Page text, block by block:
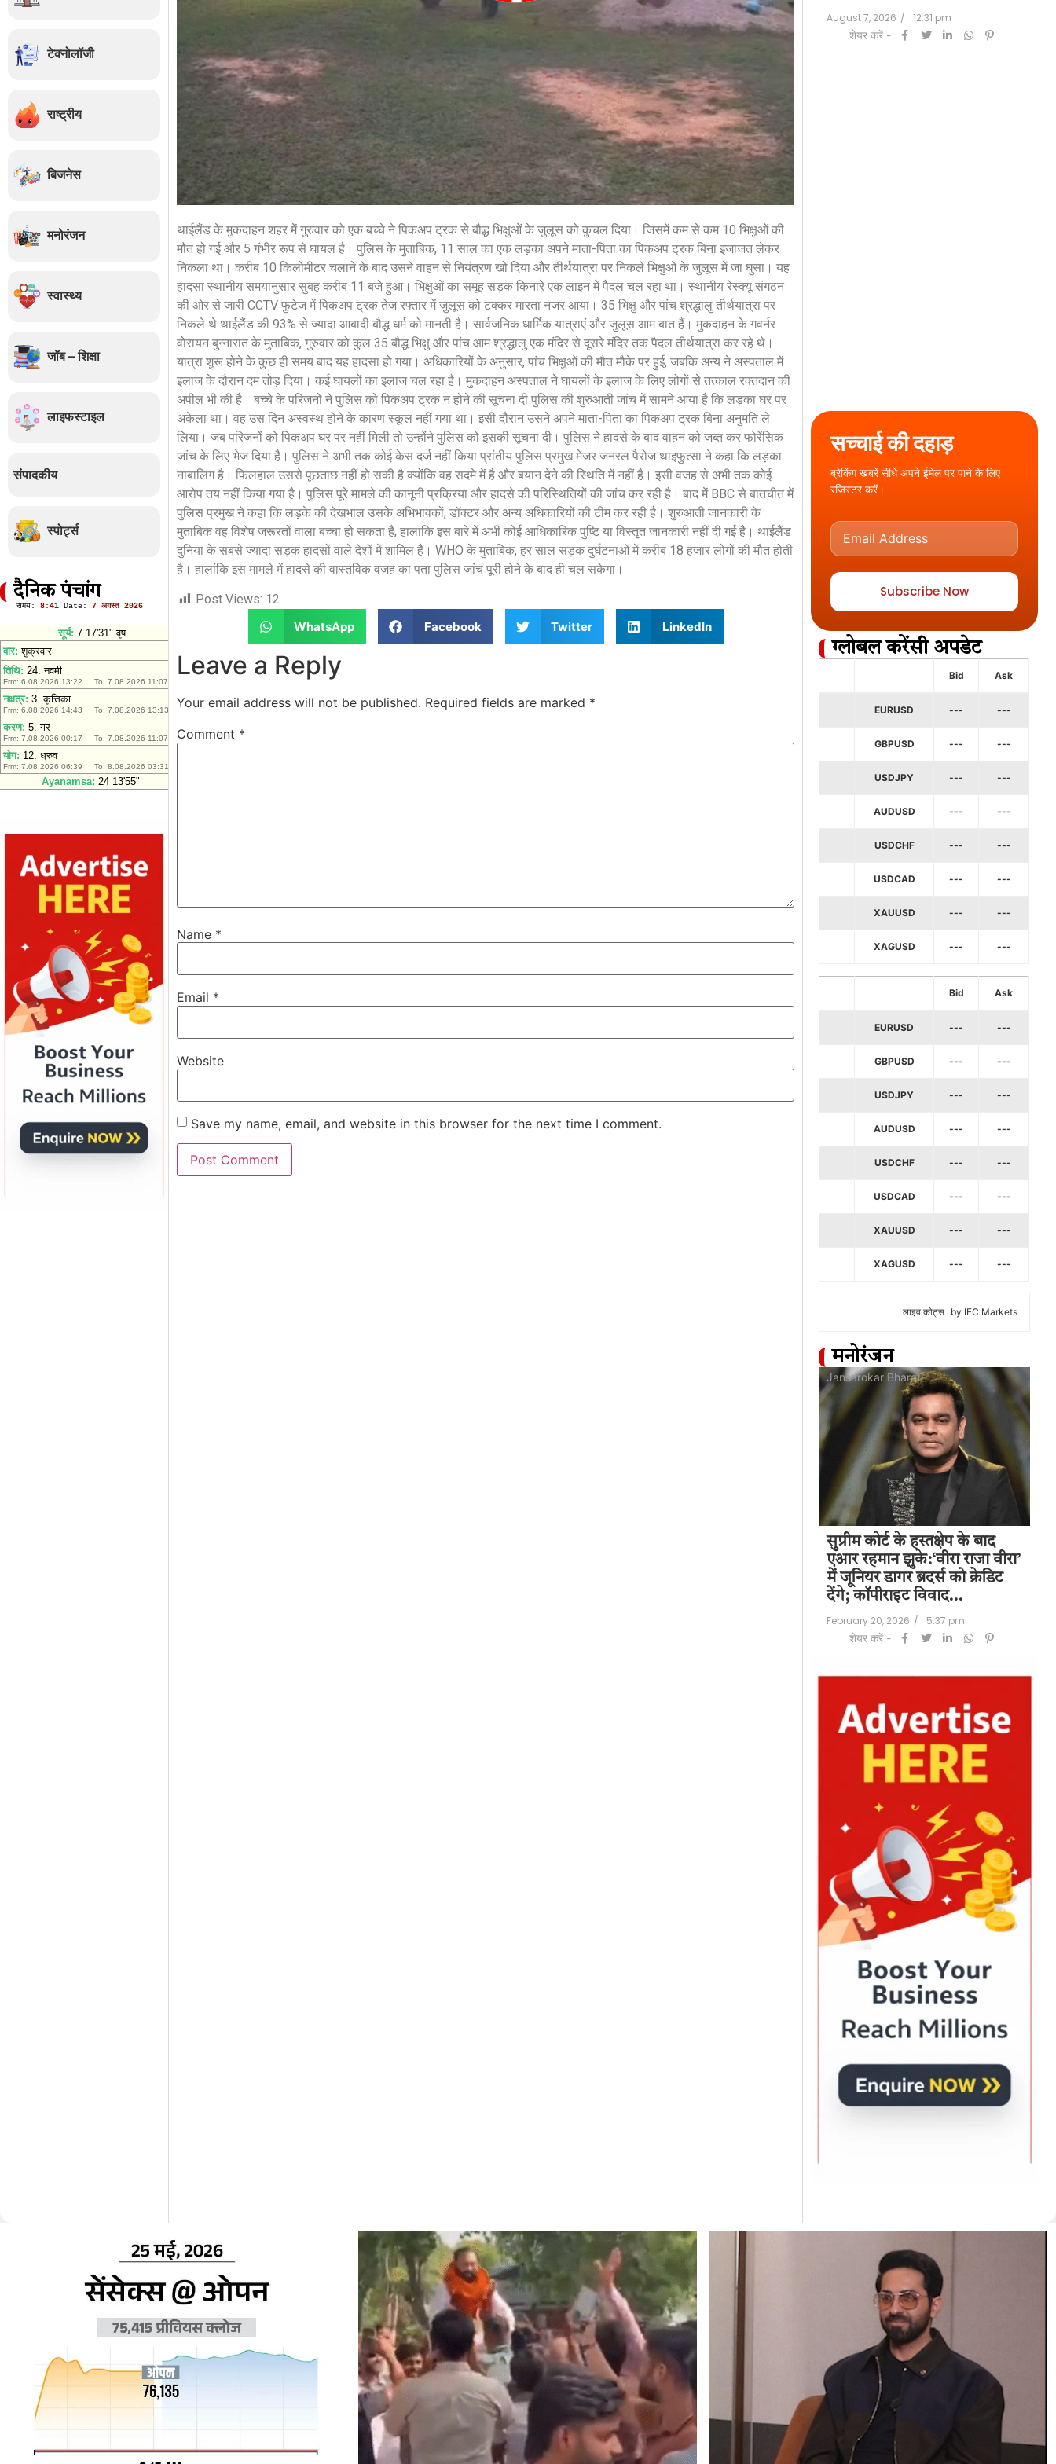
टेक्नोलॉजी
राष्ट्रीय
बिजनेस
मनोरंजन
स्वास्थ्य
जॉब – शिक्षा
लाइफस्टाइल
संपादकीय
स्पोर्ट्स
दैनिक पंचांग
थाईलैंड के मुकदाहन शहर में गुरुवार को एक बच्चे ने पिकअप ट्रक से बौद्ध भिक्षुओं के जुलूस को कुचल दिया। जिसमें कम से कम 10 भिक्षुओं की
मौत हो गई और 5 गंभीर रूप से घायल है। पुलिस के मुताबिक, 11 साल का एक लड़का अपने माता-पिता का पिकअप ट्रक बिना इजाजत लेकर
निकला था। करीब 10 किलोमीटर चलाने के बाद उसने वाहन से नियंत्रण खो दिया और तीर्थयात्रा पर निकले भिक्षुओं के जुलूस में जा घुसा। यह
हादसा स्थानीय समयानुसार सुबह करीब 11 बजे हुआ। भिक्षुओं का समूह सड़क किनारे एक लाइन में पैदल चल रहा था। स्थानीय रेस्क्यू संगठन
की ओर से जारी CCTV फुटेज में पिकअप ट्रक तेज रफ्तार में जुलूस को टक्कर मारता नजर आया। 35 भिक्षु और पांच श्रद्धालु तीर्थयात्रा पर
निकले थे थाईलैंड की 93% से ज्यादा आबादी बौद्ध धर्म को मानती है। सार्वजनिक धार्मिक यात्राएं और जुलूस आम बात हैं। मुकदाहन के गवर्नर
वोरायन बुन्नारात के मुताबिक, गुरुवार को कुल 35 बौद्ध भिक्षु और पांच आम श्रद्धालु एक मंदिर से दूसरे मंदिर तक पैदल तीर्थयात्रा कर रहे थे।
यात्रा शुरू होने के कुछ ही समय बाद यह हादसा हो गया। अधिकारियों के अनुसार, पांच भिक्षुओं की मौत मौके पर हुई, जबकि अन्य ने अस्पताल में
इलाज के दौरान दम तोड़ दिया। कई घायलों का इलाज चल रहा है। मुकदाहन अस्पताल ने घायलों के इलाज के लिए लोगों से तत्काल रक्तदान की
अपील भी की है। बच्चे के परिजनों ने पुलिस को पिकअप ट्रक न होने की सूचना दी पुलिस की शुरुआती जांच में सामने आया है कि लड़का घर पर
अकेला था। वह उस दिन अस्वस्थ होने के कारण स्कूल नहीं गया था। इसी दौरान उसने अपने माता-पिता का पिकअप ट्रक बिना अनुमति ले
लिया। जब परिजनों को पिकअप घर पर नहीं मिली तो उन्होंने पुलिस को इसकी सूचना दी। पुलिस ने हादसे के बाद वाहन को जब्त कर फोरेंसिक
जांच के लिए भेज दिया है। पुलिस ने अभी तक कोई केस दर्ज नहीं किया प्रांतीय पुलिस प्रमुख मेजर जनरल पैरोज थाइफुत्सा ने कहा कि लड़का
नाबालिग है। फिलहाल उससे पूछताछ नहीं हो सकी है क्योंकि वह सदमे में है और बयान देने की स्थिति में नहीं है। इसी वजह से अभी तक कोई
आरोप तय नहीं किया गया है। पुलिस पूरे मामले की कानूनी प्रक्रिया और हादसे की परिस्थितियों की जांच कर रही है। बाद में BBC से बातचीत में
पुलिस प्रमुख ने कहा कि लड़के की देखभाल उसके अभिभावकों, डॉक्टर और अन्य अधिकारियों की टीम कर रही है। शुरुआती जानकारी के
मुताबिक वह विशेष जरूरतों वाला बच्चा हो सकता है, हालांकि इस बारे में अभी कोई आधिकारिक पुष्टि या विस्तृत जानकारी नहीं दी गई है। थाईलैंड
दुनिया के सबसे ज्यादा सड़क हादसों वाले देशों में शामिल है। WHO के मुताबिक, हर साल सड़क दुर्घटनाओं में करीब 18 हजार लोगों की मौत होती
है। हालांकि इस मामले में हादसे की वास्तविक वजह का पता पुलिस जांच पूरी होने के बाद ही चल सकेगा।
Post Views: 12
WhatsApp
Facebook Twitter LinkedIn
Leave a Reply
Your email address will not be published. Required fields are marked *
Comment *
Name *
Email *
Website
Save my name, email, and website in this browser for the next time I comment.
August 7, 2026 /
12:31 pm
शेयर करें -
August 7, 2026 /
12:31 pm
शेयर करें -
सच्चाई की दहाड़
ब्रेकिंग खबरें सीधे अपने ईमेल पर पाने के लिए
रजिस्टर करें।
Subscribe Now
ग्लोबल करेंसी अपडेट
Bid Ask
EURUSD --- ---
GBPUSD --- ---
USDJPY --- ---
AUDUSD --- ---
USDCHF --- ---
USDCAD --- ---
XAUUSD --- ---
XAGUSD --- ---
Bid Ask
EURUSD --- ---
GBPUSD --- ---
USDJPY --- ---
AUDUSD --- ---
USDCHF --- ---
USDCAD --- ---
XAUUSD --- ---
XAGUSD --- ---
लाइव कोट्स by IFC Markets
मनोरंजन
Jansarokar Bharat
सुप्रीम कोर्ट के हस्तक्षेप के बाद
एआर रहमान झुके:‘वीरा राजा वीरा’
में जूनियर डागर ब्रदर्स को क्रेडिट
देंगे; कॉपीराइट विवाद…
February 20, 2026 /
5:37 pm
शेयर करें -